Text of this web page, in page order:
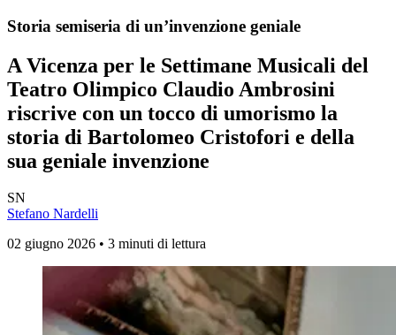
Storia semiseria di un’invenzione geniale
A Vicenza per le Settimane Musicali del
Teatro Olimpico Claudio Ambrosini
riscrive con un tocco di umorismo la
storia di Bartolomeo Cristofori e della
sua geniale invenzione
SN
Stefano Nardelli
02 giugno 2026 • 3 minuti di lettura